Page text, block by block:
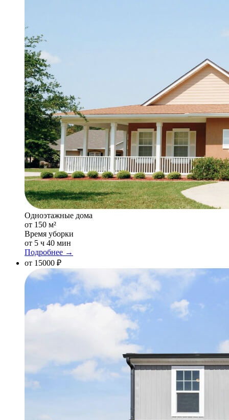
Одноэтажные дома
от 150 м²
Время уборки
от 5 ч 40 мин
Подробнее →
от 15000 ₽